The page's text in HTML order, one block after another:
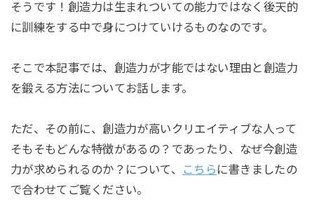
そうです！創造力は生まれついての能力ではなく後天的
に訓練をする中で身につけていけるものなのです。
そこで本記事では、創造力が才能ではない理由と創造力
を鍛える方法についてお話します。
ただ、その前に、創造力が高いクリエイティブな人って
そもそもどんな特徴があるの？であったり、なぜ今創造
力が求められるのか？について、
こちら に書きましたの
で合わせてご覧ください。